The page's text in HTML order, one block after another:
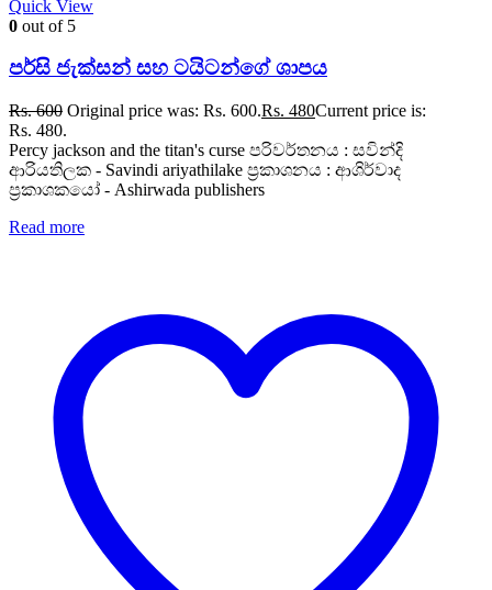
Quick View
0 out of 5
පර්සි ජැක්සන් සහ ටයිටන්ගේ ශාපය
Rs.600 Original price was: Rs. 600.Rs. 480Current price is:
Rs. 480.
Percy jackson and the titan's curse පරිවර්තනය : සවින්දි
ආරියතිලක - Savindi ariyathilake ප්‍රකාශනය : ආශිර්වාද
ප්‍රකාශකයෝ - Ashirwada publishers
Read more